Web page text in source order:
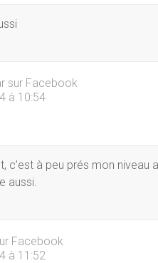
sur Facebook
à 10:54
c’est à peu prés mon niveau
aussi.
Facebook
à 11:52